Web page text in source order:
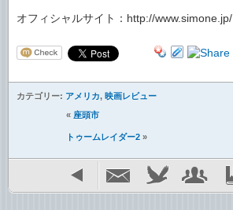
オフィシャルサイト：http://www.simone.jp/
カテゴリー: アメリカ, 映画レビュー
« 座頭市
トゥームレイダー2 »